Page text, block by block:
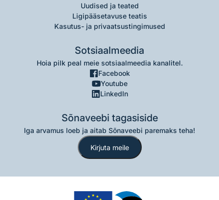
Uudised ja teated
Ligipääsetavuse teatis
Kasutus- ja privaatsustingimused
Sotsiaalmeedia
Hoia pilk peal meie sotsiaalmeedia kanalitel.
Facebook
Youtube
LinkedIn
Sõnaveebi tagasiside
Iga arvamus loeb ja aitab Sõnaveebi paremaks teha!
Kirjuta meile